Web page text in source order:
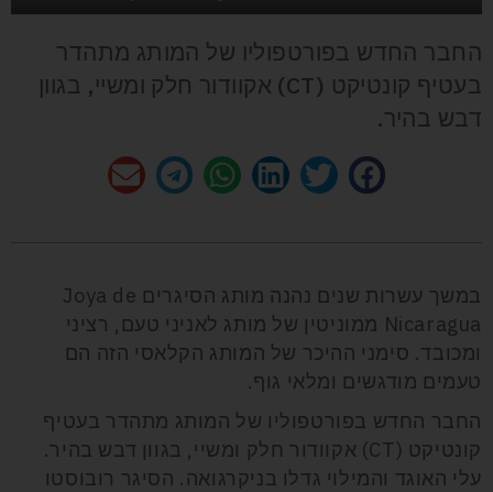
החבר החדש בפורטפוליו של המותג מתהדר
בעטיף קונטיקט (CT) אקוודור חלק ומשיי, בגוון
דבש בהיר.
במשך עשרות שנים נהנה מותג הסיגרים Joya de
Nicaragua ממוניטין של מותג לאניני טעם, רציני
ומכובד. סימני ההיכר של המותג הקלאסי הזה הם
טעמים מודגשים ומלאי גוף.
החבר החדש בפורטפוליו של המותג מתהדר בעטיף
קונטיקט (CT) אקוודור חלק ומשיי, בגוון דבש בהיר.
עלי האוגד והמילוי גדלו בניקרגואה. הסיגר רובוסטו